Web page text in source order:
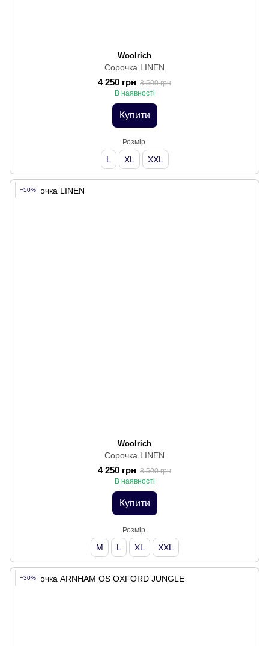
Woolrich
Сорочка LINEN
4 250 грн 8 500 грн
В наявності
Купити
Розмір
L XL XXL
−50%
Woolrich
Сорочка LINEN
4 250 грн 8 500 грн
В наявності
Купити
Розмір
M L XL XXL
−30%